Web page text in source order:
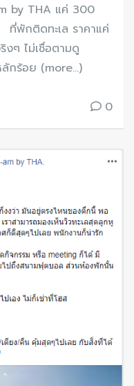
by THA แค่ 300
พักติดทะเล ราคาแค่
งๆ ไม่เชื่อตามดู
กร้อย (more…)
0